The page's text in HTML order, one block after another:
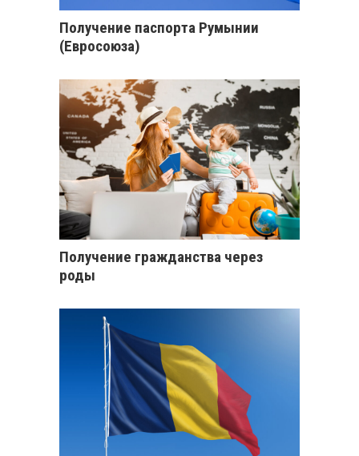
Получение паспорта Румынии
(Евросоюза)
Получение гражданства через
роды